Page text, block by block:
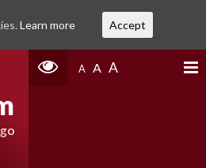
A A A
Learn more Accept